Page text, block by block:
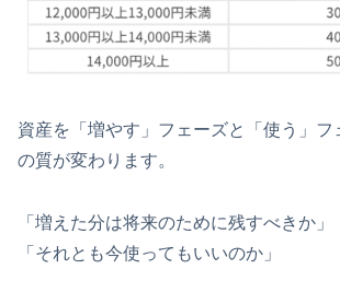
資産を「増やす」フェーズと「使う」フ
の質が変わります。
「増えた分は将来のために残すべきか」
「それとも今使ってもいいのか」